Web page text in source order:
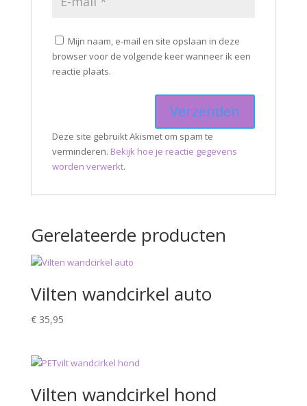
Mijn naam, e-mail en site opslaan in deze
browser voor de volgende keer wanneer ik een
reactie plaats.
Deze site gebruikt Akismet om spam te
verminderen. Bekijk hoe je reactie gegevens
worden verwerkt.
Gerelateerde producten
Vilten wandcirkel auto
€35,95
Vilten wandcirkel hond